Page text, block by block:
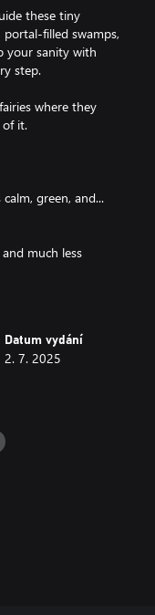
these tiny
filled swamps,
your sanity with
step.
where they
of it.
green, and...
much less
energy.
try not to get lost
Datum vydání
2. 7. 2025